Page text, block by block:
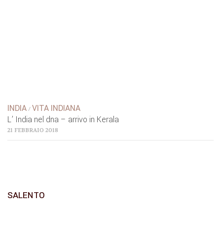
INDIA / VITA INDIANA
L’ India nel dna – arrivo in Kerala
21 FEBBRAIO 2018
SALENTO